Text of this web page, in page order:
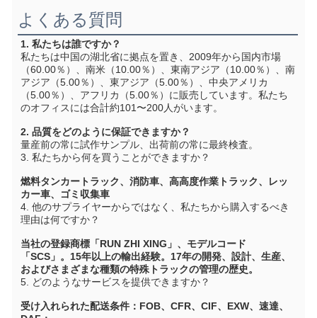
よくある質問
1. 私たちは誰ですか？
私たちは中国の湖北省に拠点を置き、2009年から国内市場
（60.00％）、南米（10.00％）、東南アジア（10.00％）、南
アジア（5.00％）、東アジア（5.00％）、中央アメリカ
（5.00％）、アフリカ（5.00％）に販売しています。私たち
のオフィスには合計約101〜200人がいます。
2. 品質をどのように保証できますか？
量産前の常に試作サンプル、出荷前の常に最終検査。
3. 私たちから何を買うことができますか？
燃料タンカートラック、消防車、高高度作業トラック、レッ
カー車、ゴミ収集車
4. 他のサプライヤーからではなく、私たちから購入するべき
理由は何ですか？
当社の登録商標「RUN ZHI XING」、モデルコード
「SCS」。15年以上の輸出経験。17年の開発、設計、生産、
およびさまざまな種類の特殊トラックの管理の歴史。
5. どのようなサービスを提供できますか？
受け入れられた配送条件：FOB、CFR、CIF、EXW、速達、